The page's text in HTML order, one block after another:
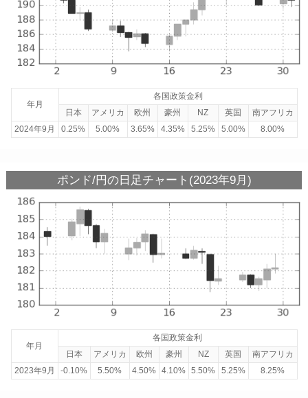
年月
各国政策金利
日本
アメリカ 欧州 豪州 NZ 英国
南アフリカ
2024年9月
0.25% 5.00% 3.65% 4.35% 5.25% 5.00% 8.00%
ポンド/円の日足チャート(2023年9月)
年月
各国政策金利
日本
アメリカ 欧州 豪州 NZ 英国
南アフリカ
2023年9月
-0.10% 5.50% 4.50% 4.10% 5.50% 5.25% 8.25%